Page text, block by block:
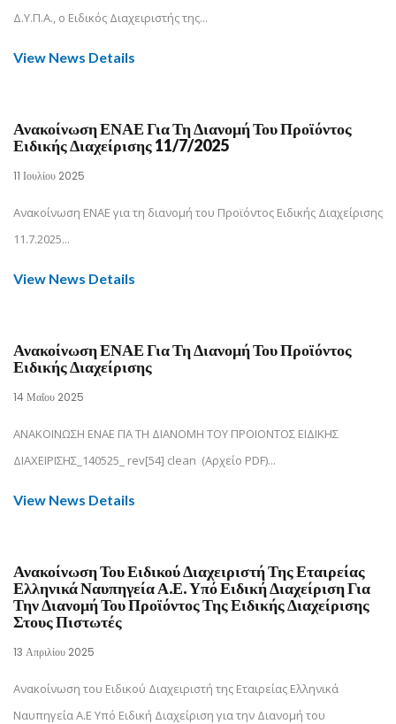
Δ.Υ.Π.Α., ο Ειδικός Διαχειριστής της...
View News Details
Ανακοίνωση ΕΝΑΕ Για Τη Διανομή Του Προϊόντος
Ειδικής Διαχείρισης 11/7/2025
11 Ιουλίου 2025
Ανακοίνωση ΕΝΑΕ για τη διανομή του Προϊόντος Ειδικής Διαχείρισης
11.7.2025...
View News Details
Ανακοίνωση ΕΝΑΕ Για Τη Διανομή Του Προϊόντος
Ειδικής Διαχείρισης
14 Μαΐου 2025
ΑΝΑΚΟΙΝΩΣΗ ΕΝΑΕ ΓΙΑ ΤΗ ΔΙΑΝΟΜΗ ΤΟΥ ΠΡΟΙΟΝΤΟΣ ΕΙΔΙΚΗΣ
ΔΙΑΧΕΙΡΙΣΗΣ_140525_ rev[54] clean (Αρχείο PDF)...
View News Details
Ανακοίνωση Του Ειδικού Διαχειριστή Της Εταιρείας
Ελληνικά Ναυπηγεία Α.Ε. Υπό Ειδική Διαχείριση Για
Την Διανομή Του Προϊόντος Της Ειδικής Διαχείρισης
Στους Πιστωτές
13 Απριλίου 2025
Ανακοίνωση του Ειδικού Διαχειριστή της Εταιρείας Ελληνικά
Ναυπηγεία Α.Ε Υπό Ειδική Διαχείριση για την Διανομή του